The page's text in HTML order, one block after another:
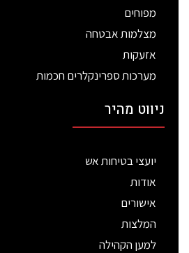
מפוחים
מצלמות אבטחה
אזעקות
מערכות ספרינקלרים חכמות
ניווט מהיר
יועצי בטיחות אש
אודות
אישורים
המלצות
למען הקהילה